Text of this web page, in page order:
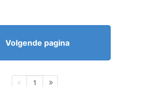
Volgende pagina
1